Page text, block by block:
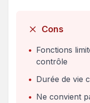
Cons
• Fonctions
contrôle
• Durée de vie
• Ne convient